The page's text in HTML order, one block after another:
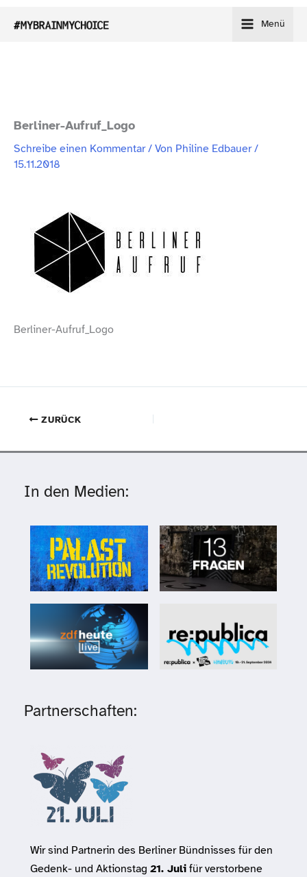
Inhalt
Menü
Berliner-​Aufruf_​Logo
Schreibe einen Kommentar/ Von Philine Edbauer/
15.11.2018
Berliner-​Aufruf_​Logo
ZURÜCK
In den Medien:
Partnerschaften:
Wir sind Partnerin des Berliner Bündnisses für den
Gedenk- und Aktionstag 21. Julifür verstorbene